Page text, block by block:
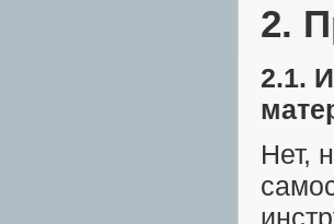
2.
2.1.
Нет,